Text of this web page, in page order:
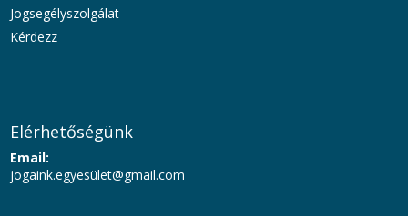
Jogsegélyszolgálat
Kérdezz
Elérhetőségünk
Email:
jogaink.egyesület@gmail.com